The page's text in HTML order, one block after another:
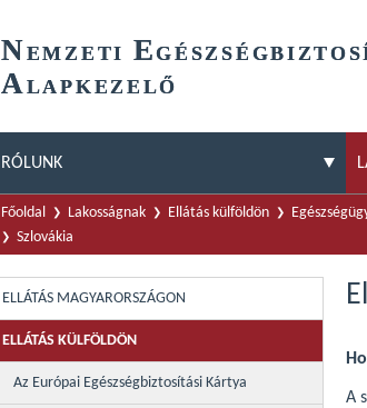
NEMZETI E
ALAPKEZELŐ
RÓLUNK
Főoldal Lakosságnak Ellátás külföldön
Szlovákia
ELLÁTÁS MAGYARORSZÁGON
ELLÁTÁS KÜLFÖLDÖN
Az Európai Egészségbiztosítási Kártya
A